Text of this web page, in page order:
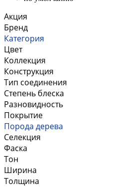
Акция
Бренд
Категория
Цвет
Коллекция
Конструкция
Тип соединения
Степень блеска
Разновидность
Покрытие
Порода дерева
Селекция
Фаска
Тон
Ширина
Толщина